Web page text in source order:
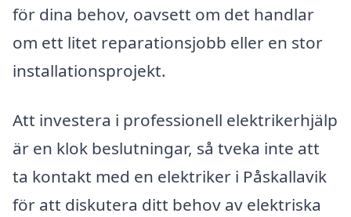
för dina behov, oavsett om det handlar
om ett litet reparationsjobb eller en stor
installationsprojekt.
Att investera i professionell elektrikerhjälp
är en klok beslutningar, så tveka inte att
ta kontakt med en elektriker i Påskallavik
för att diskutera ditt behov av elektriska